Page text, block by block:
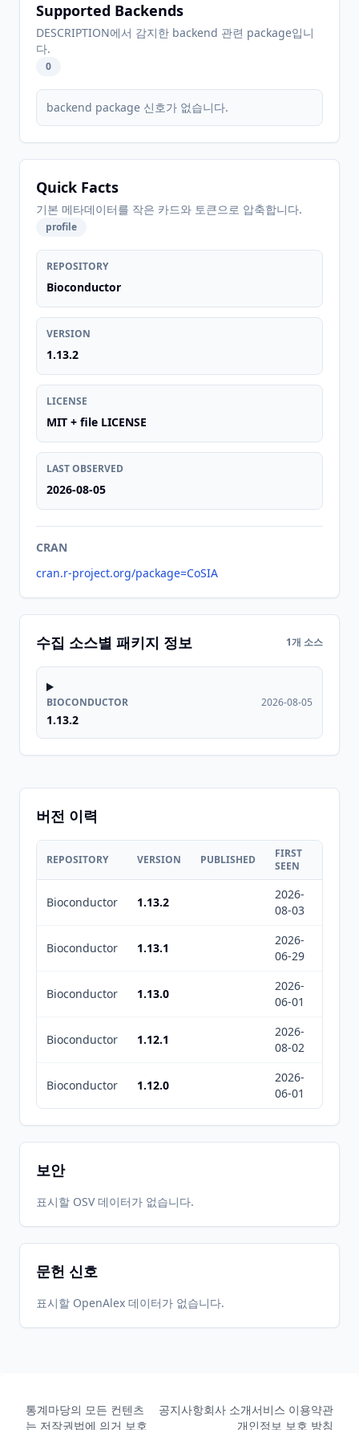
Supported Backends
DESCRIPTION에서 감지한 backend 관련 package입니
다.
0
backend package 신호가 없습니다.
Quick Facts
기본 메타데이터를 작은 카드와 토큰으로 압축합니다.
profile
REPOSITORY
Bioconductor
VERSION
1.13.2
LICENSE
MIT + file LICENSE
LAST OBSERVED
2026-08-05
CRAN
cran.r-project.org/package=CoSIA
수집 소스별 패키지 정보 1개 소스
BIOCONDUCTOR
1.13.2
2026-08-05
버전 이력
REPOSITORY VERSION PUBLISHED
FIRST
SEEN
Bioconductor 1.13.2
2026-
08-03
Bioconductor 1.13.1
2026-
06-29
Bioconductor 1.13.0
2026-
06-01
Bioconductor 1.12.1
2026-
08-02
Bioconductor 1.12.0
2026-
06-01
보안
표시할 OSV 데이터가 없습니다.
문헌 신호
표시할 OpenAlex 데이터가 없습니다.
통계마당의 모든 컨텐츠
는 저작권법에 의거 보호
공지사항회사 소개서비스 이용약관
개인정보 보호 방침